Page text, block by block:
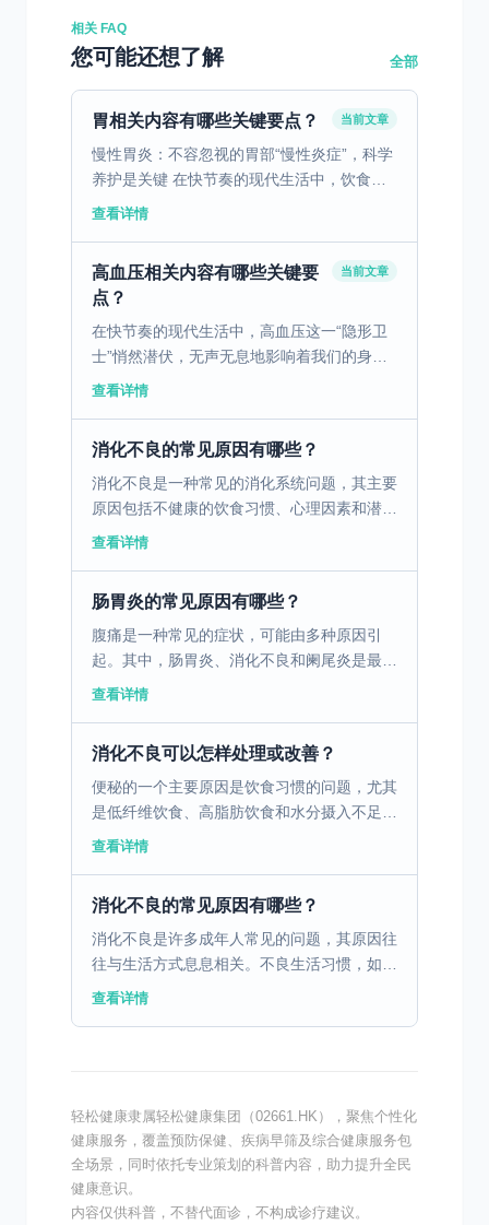
相关 FAQ
您可能还想了解 全部
胃相关内容有哪些关键要点？ 当前文章
慢性胃炎：不容忽视的胃部“慢性炎症”，科学
养护是关键 在快节奏的现代生活中，饮食不
规律、暴饮暴食、压力过大等问题，让慢性胃
查看详情
高血压相关内容有哪些关键要
点？
当前文章
在快节奏的现代生活中，高血压这一“隐形卫
士”悄然潜伏，无声无息地影响着我们的身体
健康。高血压，简而言之，就是血液在血管中
查看详情
消化不良的常见原因有哪些？
消化不良是一种常见的消化系统问题，其主要
原因包括不健康的饮食习惯、心理因素和潜在
的疾病。不健康的饮食习惯，如暴饮暴食、进
查看详情
肠胃炎的常见原因有哪些？
腹痛是一种常见的症状，可能由多种原因引
起。其中，肠胃炎、消化不良和阑尾炎是最常
见的三个原因。肠胃炎是由病毒、细菌或寄生
查看详情
消化不良可以怎样处理或改善？
便秘的一个主要原因是饮食习惯的问题，尤其
是低纤维饮食、高脂肪饮食和水分摄入不足。
这些饮食习惯会导致胃肠蠕动减慢，粪便变得
查看详情
消化不良的常见原因有哪些？
消化不良是许多成年人常见的问题，其原因往
往与生活方式息息相关。不良生活习惯，如不
规律的作息和饮食习惯，可能导致胃肠功能失
查看详情
轻松健康隶属轻松健康集团（02661.HK），聚焦个性化
健康服务，覆盖预防保健、疾病早筛及综合健康服务包
全场景，同时依托专业策划的科普内容，助力提升全民
健康意识。
内容仅供科普，不替代面诊，不构成诊疗建议。